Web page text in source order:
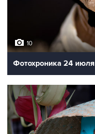
10
Фотохроника 24 июля